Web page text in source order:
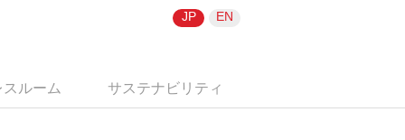
ルーム サステナビリティ
JP EN